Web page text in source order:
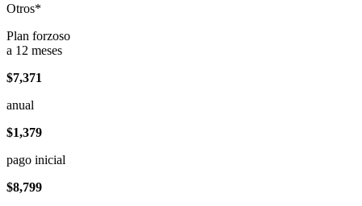
Otros*
Plan forzoso
a 12 meses
$7,371
anual
$1,379
pago inicial
$8,799